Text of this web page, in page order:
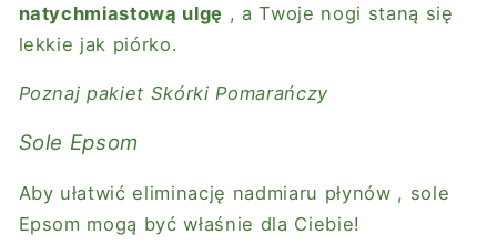
natychmiastową ulgę , a Twoje nogi staną się
lekkie jak piórko.
Poznaj pakiet Skórki Pomarańczy
Sole Epsom
Aby ułatwić eliminację nadmiaru płynów , sole
Epsom mogą być właśnie dla Ciebie!